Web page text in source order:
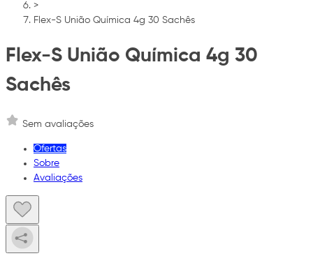
>
Flex-S União Química 4g 30 Sachês
Flex-S União Química 4g 30
Sachês
Sem avaliações
Ofertas
Sobre
Avaliações